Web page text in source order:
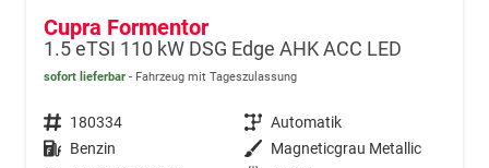
Cupra Formentor
1.5 eTSI 110 kW DSG Edge AHK ACC LED
sofort lieferbar Fahrzeug mit Tageszulassung
Fahrzeugnr. 180334 Getriebe Automatik
Kraftstoff Benzin Außenfarbe Magneticgrau Metallic